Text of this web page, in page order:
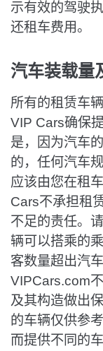
示有效的驾驶
还租车费用。
汽车装载量
所有的租赁车
VIP Cars确保
是，因为汽车
的，任何汽车
应该由您在租
Cars不承担租
不足的责任。
辆可以搭乘的
客数量超出汽
VIPCars.com
及其构造做出
的车辆仅供参
而提供不同的